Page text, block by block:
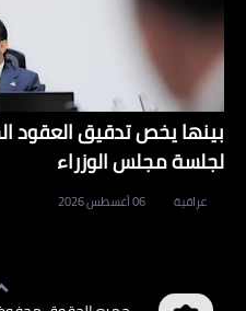
بينها يخص تدقيق العقود
لجلسة مجلس الوزراء
عراقية 06 أغسطس 2026